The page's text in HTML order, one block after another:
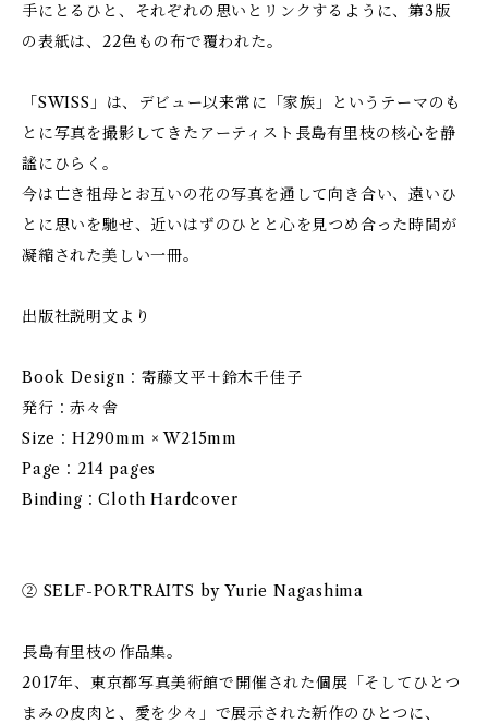
手にとるひと、それぞれの思いとリンクするように、第3版
の表紙は、22色もの布で覆われた。
「SWISS」は、デビュー以来常に「家族」というテーマのも
とに写真を撮影してきたアーティスト長島有里枝の核心を静
謐にひらく。
今は亡き祖母とお互いの花の写真を通して向き合い、遠いひ
とに思いを馳せ、近いはずのひとと心を見つめ合った時間が
凝縮された美しい一冊。
出版社説明文より
Book Design：寄藤文平＋鈴木千佳子
発行：赤々舎
Size：H290mm × W215mm
Page：214 pages
Binding：Cloth Hardcover
② SELF-PORTRAITS by Yurie Nagashima
長島有里枝の作品集。
2017年、東京都写真美術館で開催された個展「そしてひとつ
まみの皮肉と、愛を少々」で展示された新作のひとつに、